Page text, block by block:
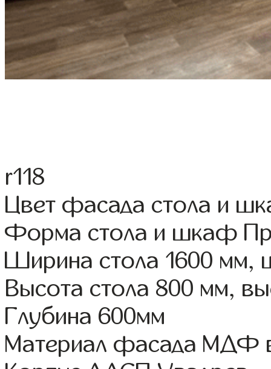
r118
Цвет фасада стола и
Форма стола и шкаф
Ширина стола 1600
Высота стола 800 мм,
Глубина 600мм
Материал фасада МДФ